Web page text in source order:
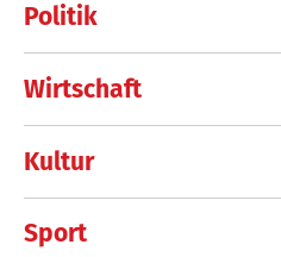
Politik
Wirtschaft
Kultur
Sport